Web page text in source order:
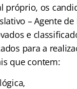
próprio, os
– Agente de
e
para a
que contem: